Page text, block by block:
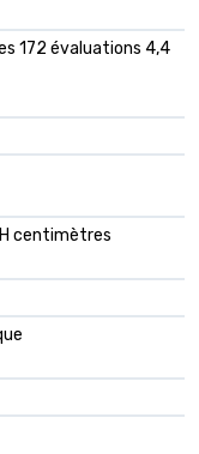
172 évaluations 4,4
centimètres